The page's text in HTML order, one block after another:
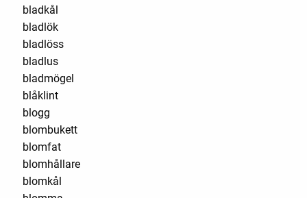
bladkål
bladlök
bladlöss
bladlus
bladmögel
blåklint
blogg
blombukett
blomfat
blomhållare
blomkål